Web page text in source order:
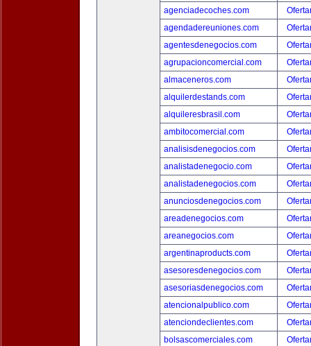
agenciadecoches.com
agendadereuniones.com
agentesdenegocios.com
agrupacioncomercial.com
almaceneros.com
alquilerdestands.com
alquileresbrasil.com
ambitocomercial.com
analisisdenegocios.com
analistadenegocio.com
analistadenegocios.com
anunciosdenegocios.com
areadenegocios.com
areanegocios.com
argentinaproducts.com
asesoresdenegocios.com
asesoriasdenegocios.com
atencionalpublico.com
atenciondeclientes.com
bolsascomerciales.com